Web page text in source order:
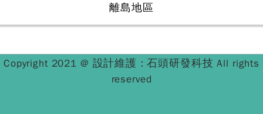
離島地區
Copyright 2021 @ 設計維護 : 石頭研發科技All rights
reserved